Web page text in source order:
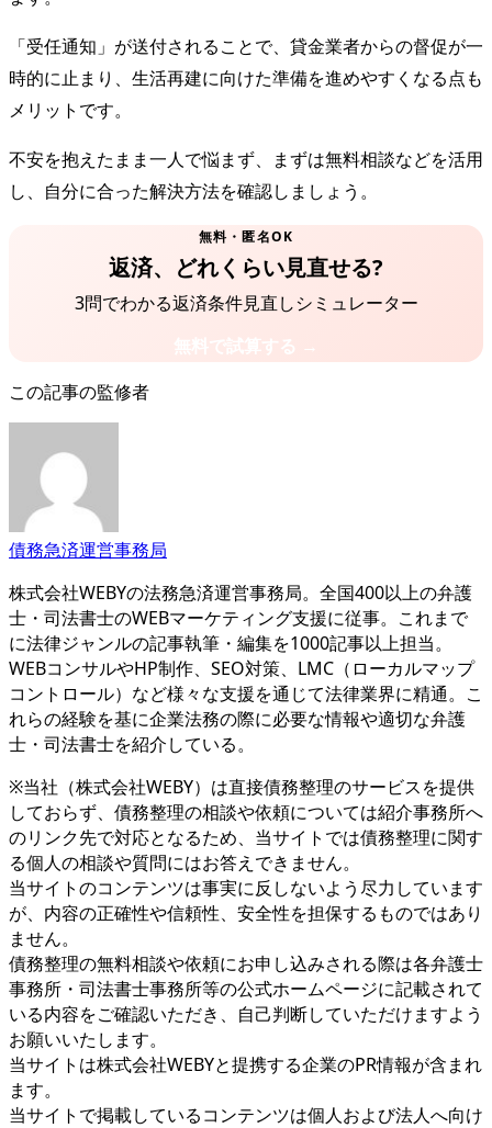
「受任通知」が送付されることで、貸金業者からの督促が一
時的に止まり、生活再建に向けた準備を進めやすくなる点も
メリットです。
不安を抱えたまま一人で悩まず、まずは無料相談などを活用
し、自分に合った解決方法を確認しましょう。
無料・匿名OK
返済、どれくらい見直せる?
3問でわかる返済条件見直しシミュレーター
無料で試算する →
この記事の監修者
債務急済運営事務局
株式会社WEBYの法務急済運営事務局。全国400以上の弁護
士・司法書士のWEBマーケティング支援に従事。これまで
に法律ジャンルの記事執筆・編集を1000記事以上担当。
WEBコンサルやHP制作、SEO対策、LMC（ローカルマップ
コントロール）など様々な支援を通じて法律業界に精通。こ
れらの経験を基に企業法務の際に必要な情報や適切な弁護
士・司法書士を紹介している。
※当社（株式会社WEBY）は直接債務整理のサービスを提供
しておらず、債務整理の相談や依頼については紹介事務所へ
のリンク先で対応となるため、当サイトでは債務整理に関す
る個人の相談や質問にはお答えできません。
当サイトのコンテンツは事実に反しないよう尽力しています
が、内容の正確性や信頼性、安全性を担保するものではあり
ません。
債務整理の無料相談や依頼にお申し込みされる際は各弁護士
事務所・司法書士事務所等の公式ホームページに記載されて
いる内容をご確認いただき、自己判断していただけますよう
お願いいたします。
当サイトは株式会社WEBYと提携する企業のPR情報が含まれ
ます。
当サイトで掲載しているコンテンツは個人および法人へ向け